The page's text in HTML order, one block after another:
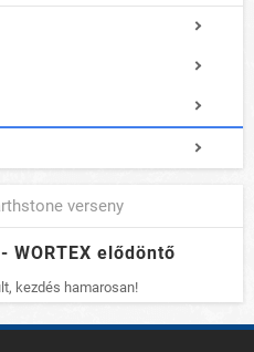
verseny
WORTEX elődöntő
kezdés hamarosan!